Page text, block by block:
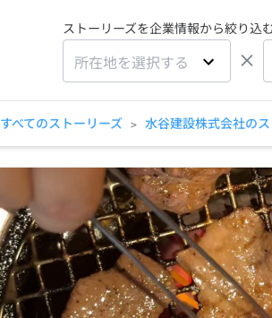
ストーリーズを企業情報から絞り込
所在地を選択する ×
すべてのストーリーズ > 水谷建設株式会社の